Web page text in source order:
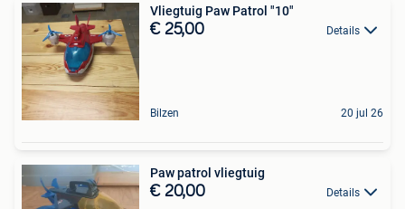
Vliegtuig Paw Patrol "10"
€ 25,00 Details
Bilzen 20 jul 26
Paw patrol vliegtuig
€ 20,00 Details